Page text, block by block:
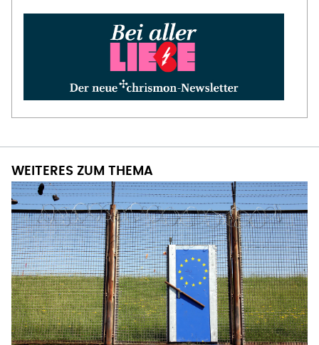
WEITERES ZUM THEMA